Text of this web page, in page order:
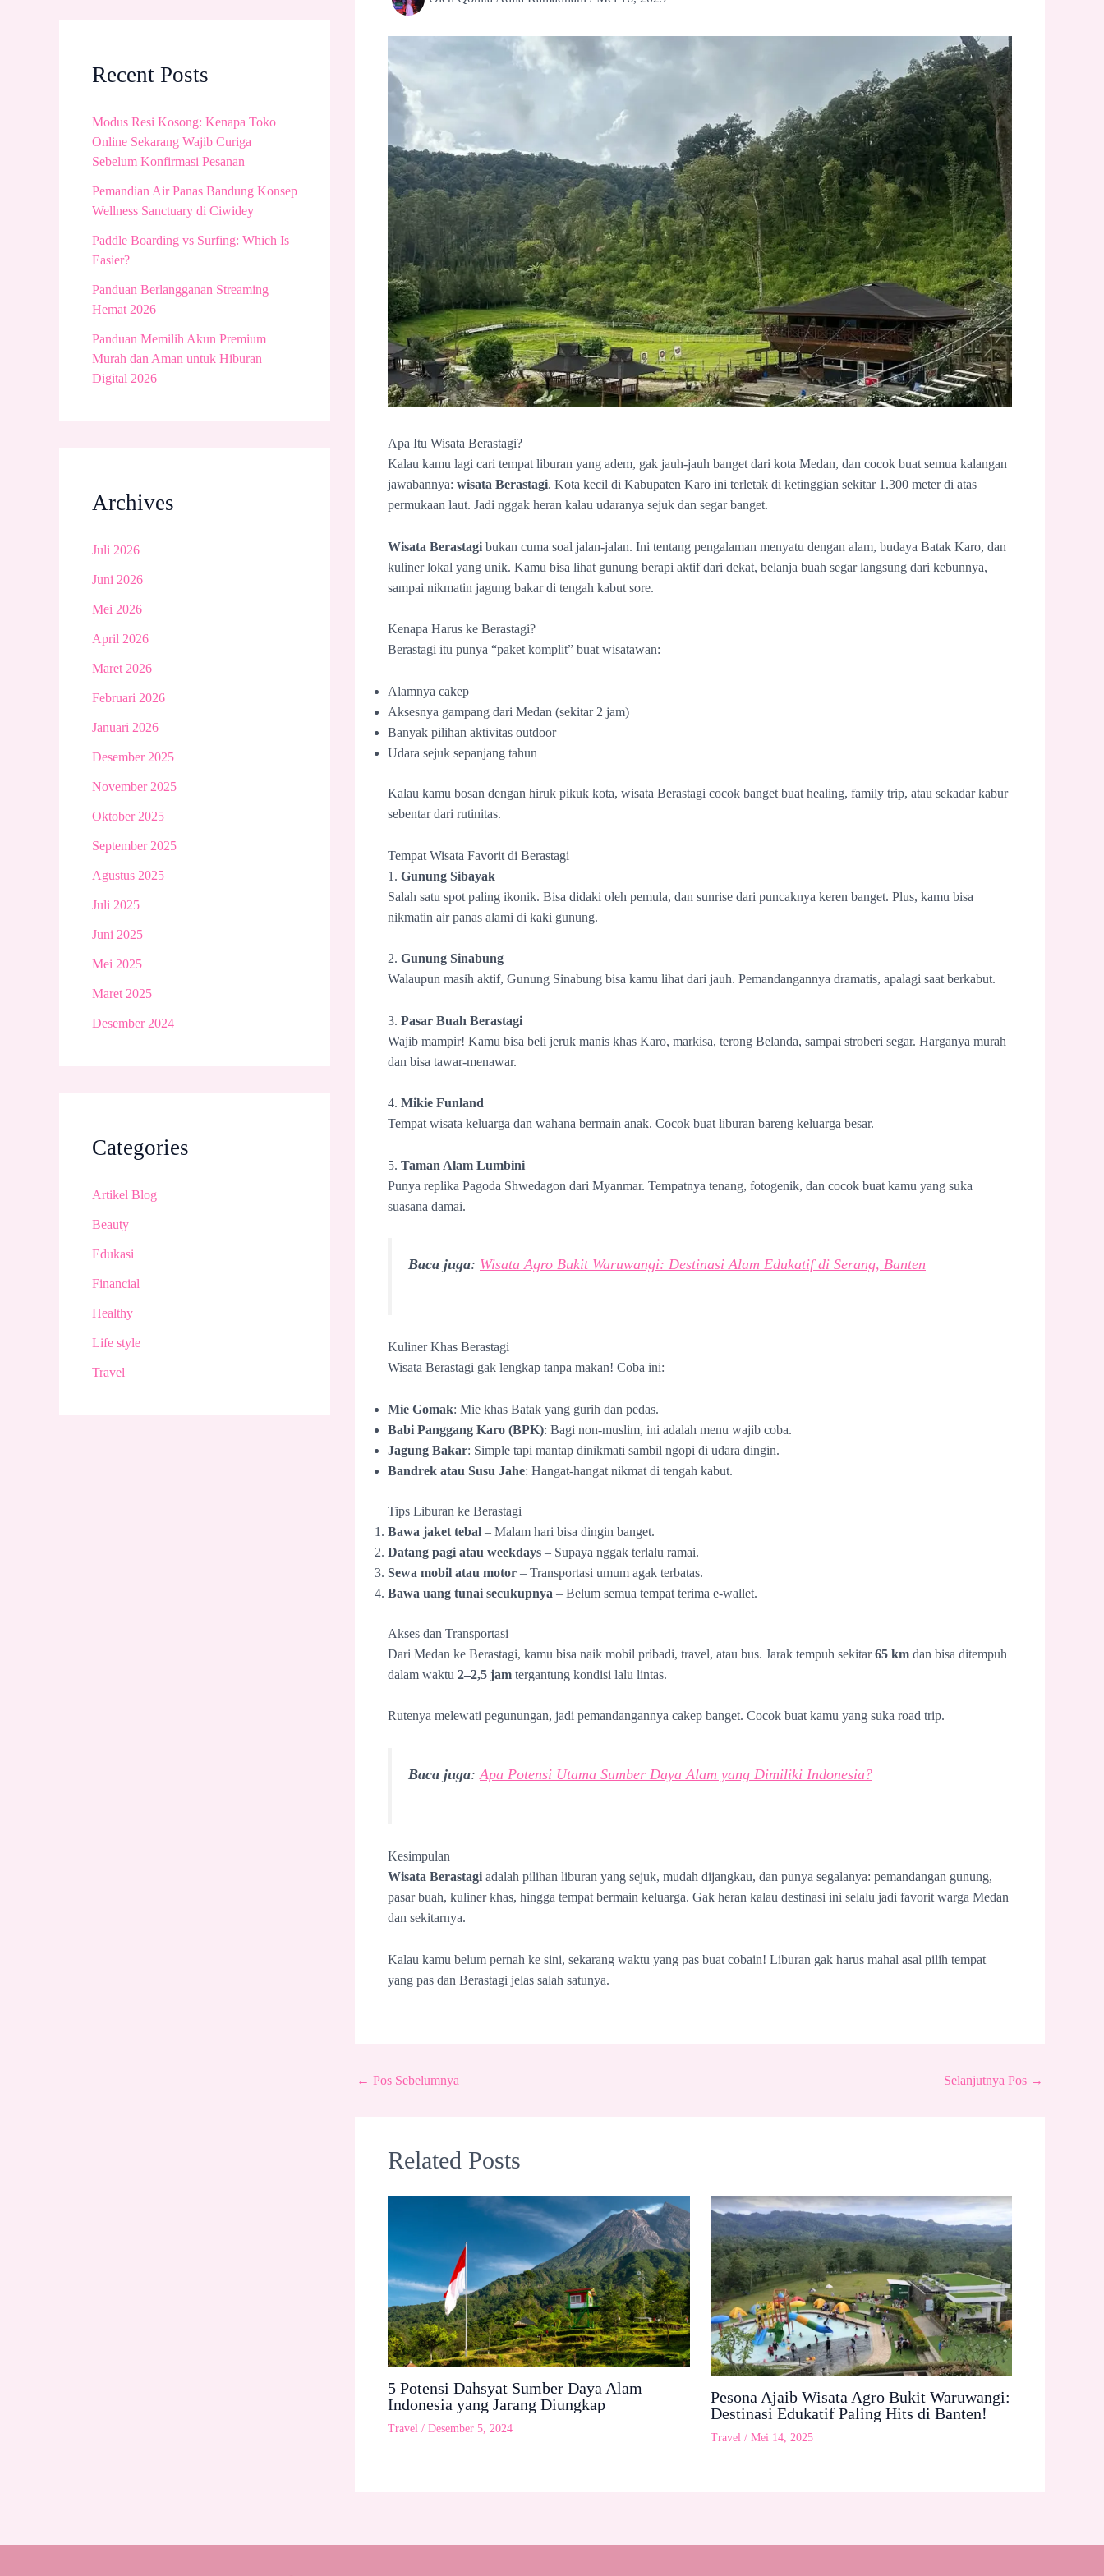
Recent Posts
Modus Resi Kosong: Kenapa Toko
Online Sekarang Wajib Curiga
Sebelum Konfirmasi Pesanan
Pemandian Air Panas Bandung Konsep
Wellness Sanctuary di Ciwidey
Paddle Boarding vs Surfing: Which Is
Easier?
Panduan Berlangganan Streaming
Hemat 2026
Panduan Memilih Akun Premium
Murah dan Aman untuk Hiburan
Digital 2026
Archives
Juli 2026
Juni 2026
Mei 2026
April 2026
Maret 2026
Februari 2026
Januari 2026
Desember 2025
November 2025
Oktober 2025
September 2025
Agustus 2025
Juli 2025
Juni 2025
Mei 2025
Maret 2025
Desember 2024
Categories
Artikel Blog
Beauty
Edukasi
Financial
Healthy
Life style
Travel
Apa Itu Wisata Berastagi?
Kalau kamu lagi cari tempat liburan yang adem, gak jauh-jauh banget dari kota Medan, dan cocok buat semua kalangan
jawabannya: wisata Berastagi. Kota kecil di Kabupaten Karo ini terletak di ketinggian sekitar 1.300 meter di atas
permukaan laut. Jadi nggak heran kalau udaranya sejuk dan segar banget.
Wisata Berastagi bukan cuma soal jalan-jalan. Ini tentang pengalaman menyatu dengan alam, budaya Batak Karo, dan
kuliner lokal yang unik. Kamu bisa lihat gunung berapi aktif dari dekat, belanja buah segar langsung dari kebunnya,
sampai nikmatin jagung bakar di tengah kabut sore.
Kenapa Harus ke Berastagi?
Berastagi itu punya “paket komplit” buat wisatawan:
Alamnya cakep
Aksesnya gampang dari Medan (sekitar 2 jam)
Banyak pilihan aktivitas outdoor
Udara sejuk sepanjang tahun
Kalau kamu bosan dengan hiruk pikuk kota, wisata Berastagi cocok banget buat healing, family trip, atau sekadar kabur
sebentar dari rutinitas.
Tempat Wisata Favorit di Berastagi
1. Gunung Sibayak
Salah satu spot paling ikonik. Bisa didaki oleh pemula, dan sunrise dari puncaknya keren banget. Plus, kamu bisa
nikmatin air panas alami di kaki gunung.
2. Gunung Sinabung
Walaupun masih aktif, Gunung Sinabung bisa kamu lihat dari jauh. Pemandangannya dramatis, apalagi saat berkabut.
3. Pasar Buah Berastagi
Wajib mampir! Kamu bisa beli jeruk manis khas Karo, markisa, terong Belanda, sampai stroberi segar. Harganya murah
dan bisa tawar-menawar.
4. Mikie Funland
Tempat wisata keluarga dan wahana bermain anak. Cocok buat liburan bareng keluarga besar.
5. Taman Alam Lumbini
Punya replika Pagoda Shwedagon dari Myanmar. Tempatnya tenang, fotogenik, dan cocok buat kamu yang suka
suasana damai.
Baca juga: Wisata Agro Bukit Waruwangi: Destinasi Alam Edukatif di Serang, Banten
Kuliner Khas Berastagi
Wisata Berastagi gak lengkap tanpa makan! Coba ini:
Mie Gomak: Mie khas Batak yang gurih dan pedas.
Babi Panggang Karo (BPK): Bagi non-muslim, ini adalah menu wajib coba.
Jagung Bakar: Simple tapi mantap dinikmati sambil ngopi di udara dingin.
Bandrek atau Susu Jahe: Hangat-hangat nikmat di tengah kabut.
Tips Liburan ke Berastagi
Bawa jaket tebal – Malam hari bisa dingin banget.
Datang pagi atau weekdays – Supaya nggak terlalu ramai.
Sewa mobil atau motor – Transportasi umum agak terbatas.
Bawa uang tunai secukupnya – Belum semua tempat terima e-wallet.
Akses dan Transportasi
Dari Medan ke Berastagi, kamu bisa naik mobil pribadi, travel, atau bus. Jarak tempuh sekitar65 km dan bisa ditempuh
dalam waktu 2–2,5 jam tergantung kondisi lalu lintas.
Rutenya melewati pegunungan, jadi pemandangannya cakep banget. Cocok buat kamu yang suka road trip.
Baca juga: Apa Potensi Utama Sumber Daya Alam yang Dimiliki Indonesia?
Kesimpulan
Wisata Berastagi adalah pilihan liburan yang sejuk, mudah dijangkau, dan punya segalanya: pemandangan gunung,
pasar buah, kuliner khas, hingga tempat bermain keluarga. Gak heran kalau destinasi ini selalu jadi favorit warga Medan
dan sekitarnya.
Kalau kamu belum pernah ke sini, sekarang waktu yang pas buat cobain! Liburan gak harus mahal asal pilih tempat
yang pas dan Berastagi jelas salah satunya.
← Pos Sebelumnya Selanjutnya Pos →
Related Posts
5 Potensi Dahsyat Sumber Daya Alam
Indonesia yang Jarang Diungkap
Travel / Desember 5, 2024
Pesona Ajaib Wisata Agro Bukit Waruwangi:
Destinasi Edukatif Paling Hits di Banten!
Travel/ Mei 14, 2025